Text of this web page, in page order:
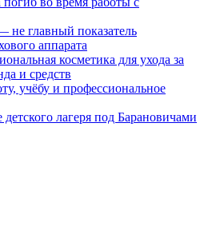
не главный показатель
аппарата
косметика для ухода за
и средств
учёбу и профессиональное
лагеря под Барановичами